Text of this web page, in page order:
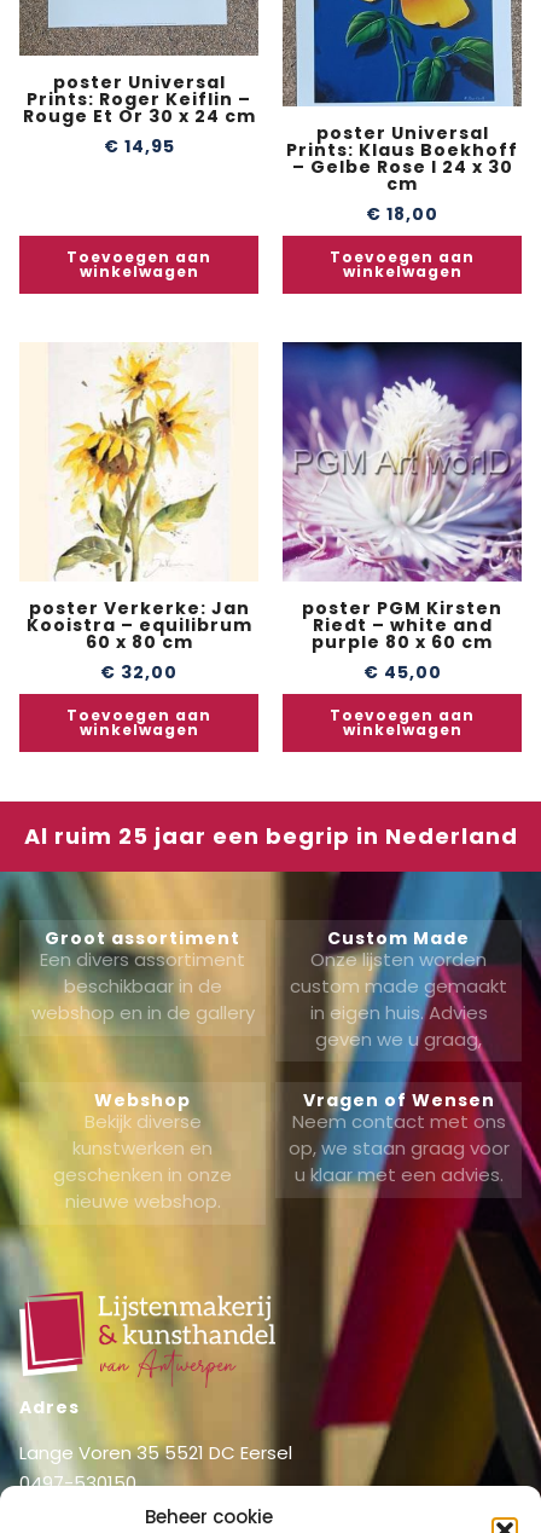
Beheer cookie
poster Universal
Prints: Roger Keiflin –
Rouge Et Or 30 x 24 cm
€ 14,95
Toevoegen aan
winkelwagen
poster Universal
Prints: Klaus Boekhoff
– Gelbe Rose I 24 x 30
cm
€ 18,00
Toevoegen aan
winkelwagen
poster Verkerke: Jan
Kooistra – equilibrum
60 x 80 cm
€ 32,00
Toevoegen aan
winkelwagen
poster PGM Kirsten
Riedt – white and
purple 80 x 60 cm
€ 45,00
Toevoegen aan
winkelwagen
Al ruim 25 jaar een begrip in Nederland
Groot assortiment
Een divers assortiment
beschikbaar in de
webshop en in de gallery
Custom Made
Onze lijsten worden
custom made gemaakt
in eigen huis. Advies
geven we u graag,
Webshop
Bekijk diverse
kunstwerken en
geschenken in onze
nieuwe webshop.
Vragen of Wensen
Neem contact met ons
op, we staan graag voor
u klaar met een advies.
Adres
Lange Voren 35 5521 DC Eersel
0497-530150